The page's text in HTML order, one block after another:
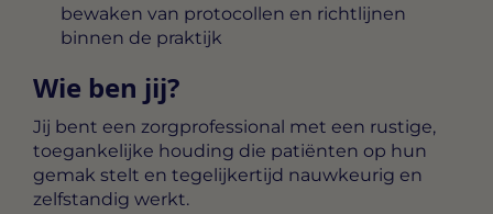
bewaken van protocollen en richtlijnen
binnen de praktijk
Wie ben jij?
Jij bent een zorgprofessional met een rustige,
toegankelijke houding die patiënten op hun
gemak stelt en tegelijkertijd nauwkeurig en
zelfstandig werkt.